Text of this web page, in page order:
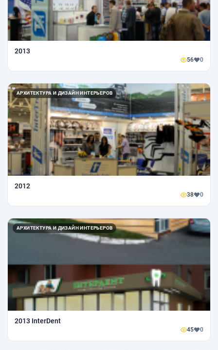
2013
56 0
АРХИТЕКТУРА И ДИЗАЙН ИНТЕРЬЕРОВ
2012
38 0
АРХИТЕКТУРА И ДИЗАЙН ИНТЕРЬЕРОВ
2013 InterDent
45 0